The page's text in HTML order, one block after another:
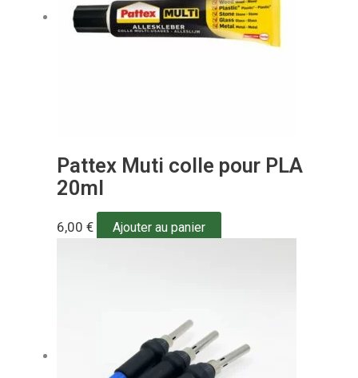
Pattex Muti colle pour PLA
20ml
6,00 € Ajouter au panier